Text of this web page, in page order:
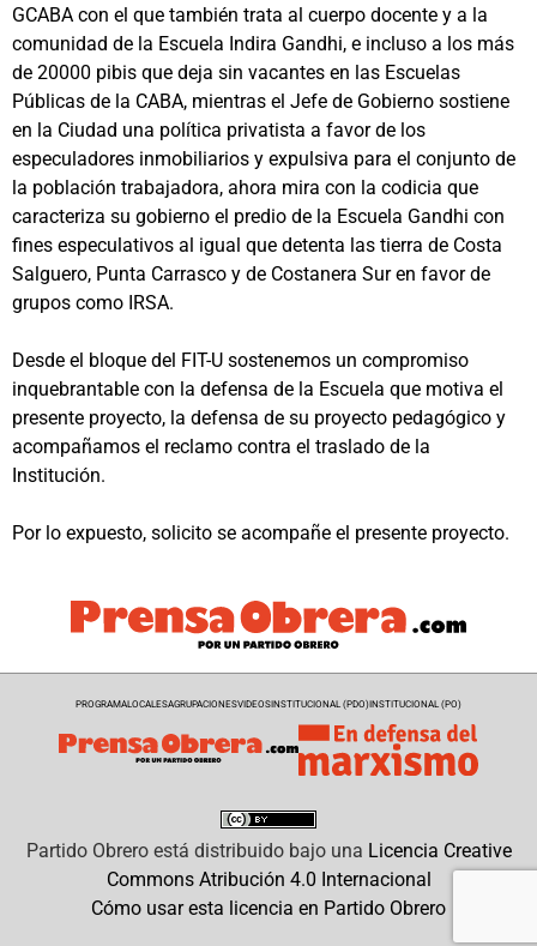
GCABA con el que también trata al cuerpo docente y a la
comunidad de la Escuela Indira Gandhi, e incluso a los más
de 20000 pibis que deja sin vacantes en las Escuelas
Públicas de la CABA, mientras el Jefe de Gobierno sostiene
en la Ciudad una política privatista a favor de los
especuladores inmobiliarios y expulsiva para el conjunto de
la población trabajadora, ahora mira con la codicia que
caracteriza su gobierno el predio de la Escuela Gandhi con
fines especulativos al igual que detenta las tierra de Costa
Salguero, Punta Carrasco y de Costanera Sur en favor de
grupos como IRSA.
Desde el bloque del FIT-U sostenemos un compromiso
inquebrantable con la defensa de la Escuela que motiva el
presente proyecto, la defensa de su proyecto pedagógico y
acompañamos el reclamo contra el traslado de la
Institución.
Por lo expuesto, solicito se acompañe el presente proyecto.
PROGRAMALOCALESAGRUPACIONESVIDEOSINSTITUCIONAL (PDO)INSTITUCIONAL (PO)
Partido Obreroestá distribuido bajo una Licencia Creative
Commons Atribución 4.0 Internacional
Cómo usar esta licencia en Partido Obrero